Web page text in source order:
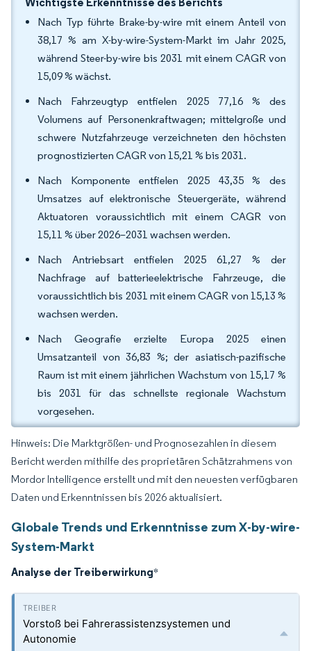
Nach Typ führte Brake-by-wire mit einem Anteil von
38,17 % am X-by-wire-System-Markt im Jahr 2025,
während Steer-by-wire bis 2031 mit einem CAGR von
15,09 % wächst.
Nach Fahrzeugtyp entfielen 2025 77,16 % des
Volumens auf Personenkraftwagen; mittelgroße und
schwere Nutzfahrzeuge verzeichneten den höchsten
prognostizierten CAGR von 15,21 % bis 2031.
Nach Komponente entfielen 2025 43,35 % des
Umsatzes auf elektronische Steuergeräte, während
Aktuatoren voraussichtlich mit einem CAGR von
15,11 % über 2026–2031 wachsen werden.
Nach Antriebsart entfielen 2025 61,27 % der
Nachfrage auf batterieelektrische Fahrzeuge, die
voraussichtlich bis 2031 mit einem CAGR von 15,13 %
wachsen werden.
Nach Geografie erzielte Europa 2025 einen
Umsatzanteil von 36,83 %; der asiatisch-pazifische
Raum ist mit einem jährlichen Wachstum von 15,17 %
bis 2031 für das schnellste regionale Wachstum
vorgesehen.
Hinweis: Die Marktgrößen- und Prognosezahlen in diesem
Bericht werden mithilfe des proprietären Schätzrahmens von
Mordor Intelligence erstellt und mit den neuesten verfügbaren
Daten und Erkenntnissen bis 2026 aktualisiert.
Globale Trends und Erkenntnisse zum X-by-wire-
System-Markt
Analyse der Treiberwirkung*
Vorstoß bei Fahrerassistenzsystemen und
Autonomie